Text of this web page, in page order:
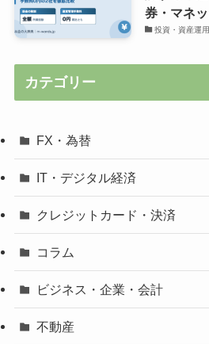
券・マネ
投資・資産運用
カテゴリー
FX・為替
IT・デジタル経済
クレジットカード・決済
コラム
ビジネス・企業・会計
不動産